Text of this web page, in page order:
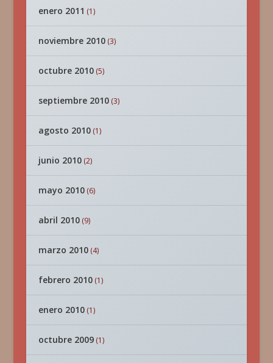
enero 2011 (1)
noviembre 2010(3)
octubre 2010(5)
septiembre 2010(3)
agosto 2010(1)
junio 2010(2)
mayo 2010(6)
abril 2010(9)
marzo 2010(4)
febrero 2010(1)
enero 2010(1)
octubre 2009(1)